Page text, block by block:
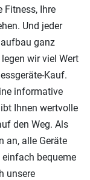
Fitness, Ihre
Und jeder
ganz
wir viel Wert
Kauf.
informative
Ihnen wertvolle
den Weg. Als
an, alle Geräte
bequeme
unsere